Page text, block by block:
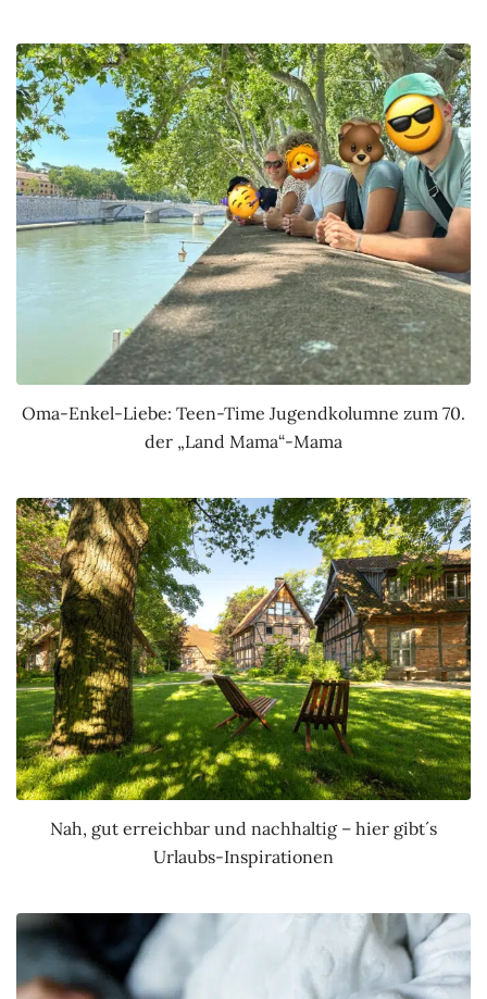
Oma-Enkel-Liebe: Teen-Time Jugendkolumne zum 70.
der „Land Mama“-Mama
Nah, gut erreichbar und nachhaltig – hier gibt´s
Urlaubs-Inspirationen